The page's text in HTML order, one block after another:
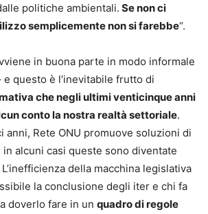
politiche ambientali. Se non ci
semplicemente non si farebbe“.
in buona parte in modo informale
questo è l’inevitabile frutto di
che negli ultimi venticinque anni
conto la nostra realtà settoriale.
anni, Rete ONU promuove soluzioni di
alcuni casi queste sono diventate
della macchina legislativa
la conclusione degli iter e chi fa
doverlo fare in un quadro di regole